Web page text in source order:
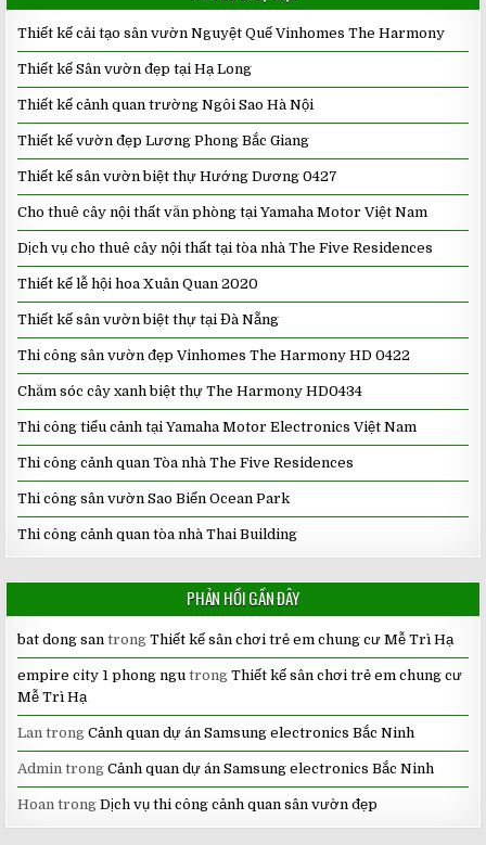
Thiết kế cải tạo sân vườn Nguyệt Quế Vinhomes The Harmony
Thiết kế Sân vườn đẹp tại Hạ Long
Thiết kế cảnh quan trường Ngôi Sao Hà Nội
Thiết kế vườn đẹp Lương Phong Bắc Giang
Thiết kế sân vườn biệt thự Hướng Dương 0427
Cho thuê cây nội thất văn phòng tại Yamaha Motor Việt Nam
Dịch vụ cho thuê cây nội thất tại tòa nhà The Five Residences
Thiết kế lễ hội hoa Xuân Quan 2020
Thiết kế sân vườn biệt thự tại Đà Nẵng
Thi công sân vườn đẹp Vinhomes The Harmony HD 0422
Chăm sóc cây xanh biệt thự The Harmony HD0434
Thi công tiểu cảnh tại Yamaha Motor Electronics Việt Nam
Thi công cảnh quan Tòa nhà The Five Residences
Thi công sân vườn Sao Biển Ocean Park
Thi công cảnh quan tòa nhà Thai Building
PHẢN HỒI GẦN ĐÂY
bat dong san trongThiết kế sân chơi trẻ em chung cư Mễ Trì Hạ
empire city 1 phong ngu trongThiết kế sân chơi trẻ em chung cư
Mễ Trì Hạ
Lan trongCảnh quan dự án Samsung electronics Bắc Ninh
Admin trongCảnh quan dự án Samsung electronics Bắc Ninh
Hoan trongDịch vụ thi công cảnh quan sân vườn đẹp